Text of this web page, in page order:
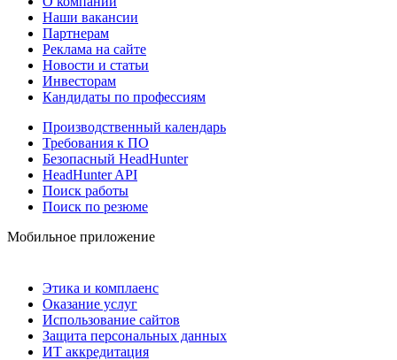
Наши вакансии
Партнерам
Реклама на сайте
Новости и статьи
Инвесторам
Кандидаты по профессиям
Производственный календарь
Требования к ПО
Безопасный HeadHunter
HeadHunter API
Поиск работы
Поиск по резюме
Мобильное приложение
Этика и комплаенс
Оказание услуг
Использование сайтов
Защита персональных данных
ИТ аккредитация